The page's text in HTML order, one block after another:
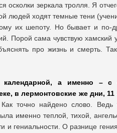
осколки зеркала тролля. Я
людей ходят темные тени
их шепоту. Но бывает и по-
Порой сама чувствую хамский
про жизнь и смерть.
календарной, а именно –
с
в лермонтовские же дни, 11
точно найдено слово. Ведь
именно теплой, тихой,
гениальности. О разнице